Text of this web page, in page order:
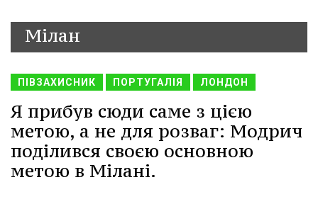
Мілан
ПІВЗАХИСНИК ПОРТУГАЛІЯ ЛОНДОН
Я прибув сюди саме з цією
метою, а не для розваг: Модрич
поділився своєю основною
метою в Мілані.